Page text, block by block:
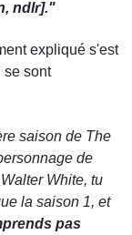
ndlr]."
expliqué s'est
se sont
saison de The
de
White, tu
la saison 1, et
pas